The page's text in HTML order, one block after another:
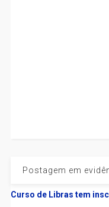
Postagem em
Curso de Libras tem